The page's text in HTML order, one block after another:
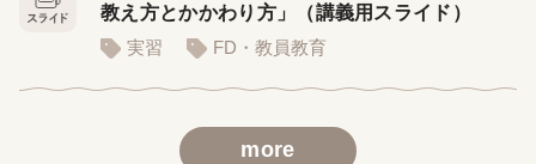
教え方とかかわり方」（講義用スライド）
実習
FD・教員教育
more